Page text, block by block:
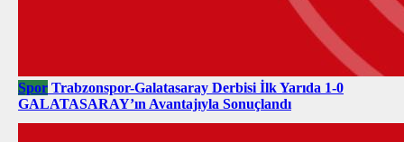
Spor Trabzonspor-Galatasaray Derbisi İlk Yarıda 1-0
GALATASARAY’ın Avantajıyla Sonuçlandı